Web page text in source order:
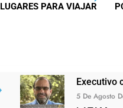
LUGARES PARA VIAJAR
Executivo
5 De Agosto